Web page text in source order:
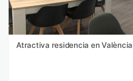
Atractiva residencia en València